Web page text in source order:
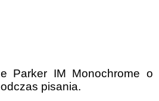
Parker IM Monochrome o
pisania.